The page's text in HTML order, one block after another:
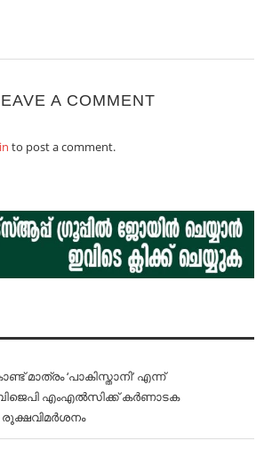
A COMMENT
to post a comment.
‘പാകിസ്താനി’ എന്ന്
ബിജെപി എംഎല്‍സിക്ക് കര്‍ണാടക